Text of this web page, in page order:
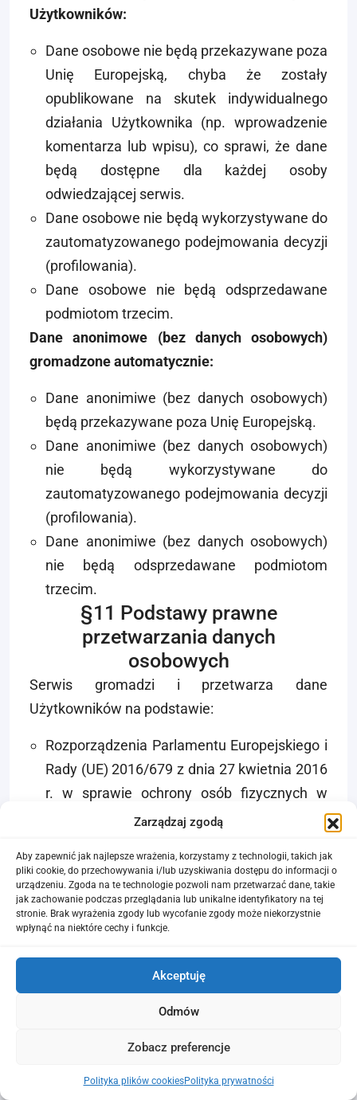
Zarządzaj zgodą
Aby zapewnić jak najlepsze wrażenia, korzystamy z technologii, takich jak
pliki cookie, do przechowywania i/lub uzyskiwania dostępu do informacji o
urządzeniu. Zgoda na te technologie pozwoli nam przetwarzać dane, takie
jak zachowanie podczas przeglądania lub unikalne identyfikatory na tej
stronie. Brak wyrażenia zgody lub wycofanie zgody może niekorzystnie
wpłynąć na niektóre cechy i funkcje.
Akceptuję
Odmów
Zobacz preferencje
Polityka plików cookiesPolityka prywatności
Użytkowników:
Dane osobowe nie będą przekazywane poza
Unię Europejską, chyba że zostały
opublikowane na skutek indywidualnego
działania Użytkownika (np. wprowadzenie
komentarza lub wpisu), co sprawi, że dane
będą dostępne dla każdej osoby
odwiedzającej serwis.
Dane osobowe nie będą wykorzystywane do
zautomatyzowanego podejmowania decyzji
(profilowania).
Dane osobowe nie będą odsprzedawane
podmiotom trzecim.
Dane anonimowe (bez danych osobowych)
gromadzone automatycznie:
Dane anonimiwe (bez danych osobowych)
będą przekazywane poza Unię Europejską.
Dane anonimiwe (bez danych osobowych)
nie będą wykorzystywane do
zautomatyzowanego podejmowania decyzji
(profilowania).
Dane anonimiwe (bez danych osobowych)
nie będą odsprzedawane podmiotom
trzecim.
§11 Podstawy prawne
przetwarzania danych
osobowych
Serwis gromadzi i przetwarza dane
Użytkowników na podstawie:
Rozporządzenia Parlamentu Europejskiego i
Rady (UE) 2016/679 z dnia 27 kwietnia 2016
r. w sprawie ochrony osób fizycznych w
związku z przetwarzaniem danych
przepływu takich danych oraz uchylenia
dyrektywy 95/46/WE (ogólne
rozporządzenie o ochronie danych)
art. 6 ust. 1 lit. a
osoba, której dane dotyczą wyraziła zgodę na
przetwarzanie swoich danych osobowych w
jednym lub większej liczbie określonych celów
przetwarzanie jest niezbędne do wykonania
umowy, której stroną jest osoba, której dane